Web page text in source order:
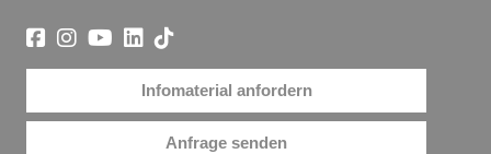
Infomaterial anfordern
Anfrage senden